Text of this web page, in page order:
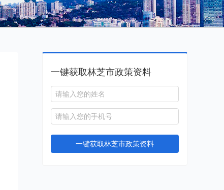
一键获取林芝市政策资料
一键获取林芝市政策资料